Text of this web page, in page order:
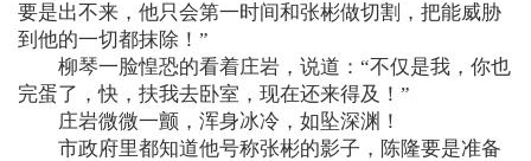
要是出不来，他只会第一时间和张彬做切割，把能威胁
到他的一切都抹除！”
柳琴一脸惶恐的看着庄岩，说道：“不仅是我，你也
完蛋了，快，扶我去卧室，现在还来得及！”
庄岩微微一颤，浑身冰冷，如坠深渊！
市政府里都知道他号称张彬的影子，陈隆要是准备